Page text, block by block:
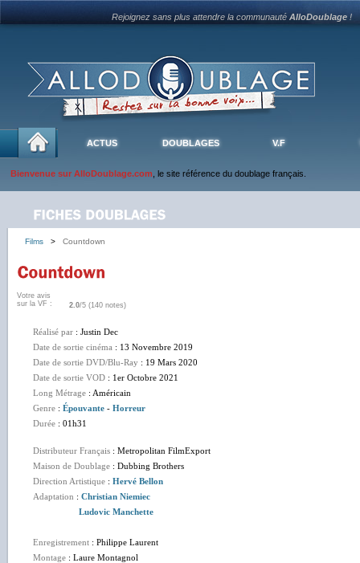
Rejoignez sans plus attendre la communautéAlloDoublage !
ACTUS DOUBLAGES V.F
Bienvenue sur AlloDoublage.com , le site référence du doublage français.
Films > Countdown
Votre avis
sur la VF :
2.0/5 (140 notes)
Réalisé par : Justin Dec
Date de sortie cinéma : 13 Novembre 2019
Date de sortie DVD/Blu-Ray : 19 Mars 2020
Date de sortie VOD : 1er Octobre 2021
Long Métrage : Américain
Genre : Épouvante - Horreur
Durée : 01h31
Distributeur Français : Metropolitan FilmExport
Maison de Doublage : Dubbing Brothers
Direction Artistique : Hervé Bellon
Adaptation : Christian Niemiec
Ludovic Manchette
Enregistrement : Philippe Laurent
Montage : Laure Montagnol